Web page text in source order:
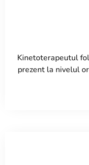
Kinetoterapeutul
prezent la nivelul